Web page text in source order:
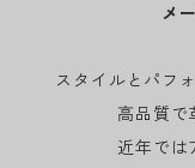
メ
スタイルとパフ
高品質で
近年では